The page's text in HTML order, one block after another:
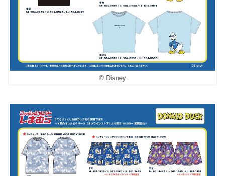
© Disney